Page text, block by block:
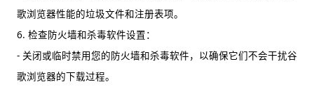
歌浏览器性能的垃圾文件和注册表项。
6. 检查防火墙和杀毒软件设置：
- 关闭或临时禁用您的防火墙和杀毒软件，以确保它们不会干扰谷
歌浏览器的下载过程。